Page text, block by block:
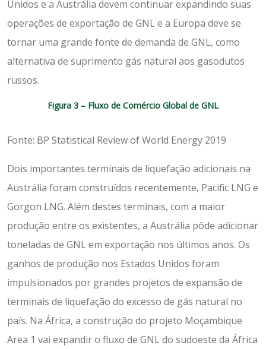
Unidos e a Austrália devem continuar expandindo suas
operações de exportação de GNL e a Europa deve se
tornar uma grande fonte de demanda de GNL, como
alternativa de suprimento gás natural aos gasodutos
russos.
Figura 3 – Fluxo de Comércio Global de GNL
Fonte: BP Statistical Review of World Energy 2019
Dois importantes terminais de liquefação adicionais na
Austrália foram construídos recentemente, Pacific LNG e
Gorgon LNG. Além destes terminais, com a maior
produção entre os existentes, a Austrália pôde adicionar
toneladas de GNL em exportação nos últimos anos. Os
ganhos de produção nos Estados Unidos foram
impulsionados por grandes projetos de expansão de
terminais de liquefação do excesso de gás natural no
país. Na África, a construção do projeto Moçambique
Area 1 vai expandir o fluxo de GNL do sudoeste da África